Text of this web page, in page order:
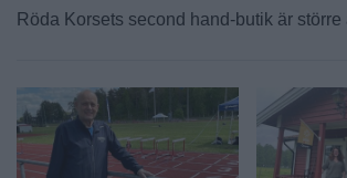
Röda Korsets second hand-butik är